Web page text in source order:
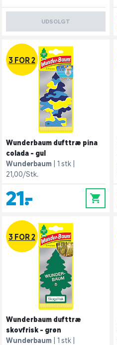
UDSOLGT
3 FOR 2
Wunderbaum dufttræ pina
colada - gul
Wunderbaum
1 stk
21,00/Stk.
21,- 0
3 FOR 2
Wunderbaum dufttræ
skovfrisk - grøn
Wunderbaum
1 stk